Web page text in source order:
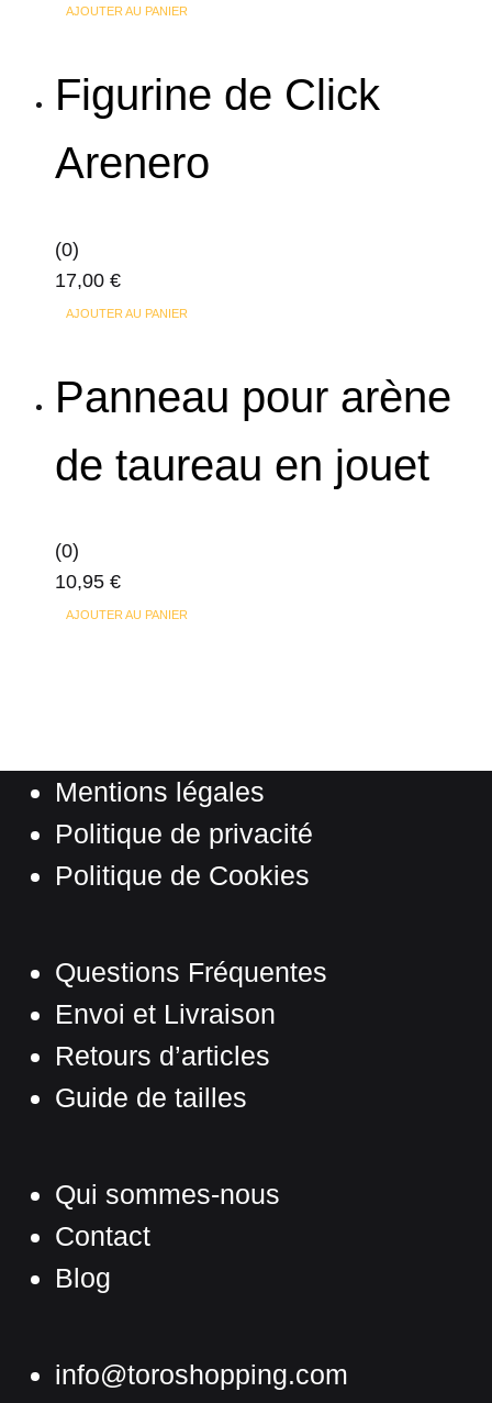
AJOUTER AU PANIER
Figurine de Click
Arenero
(0)
17,00 €
AJOUTER AU PANIER
Panneau pour arène
de taureau en jouet
(0)
10,95 €
AJOUTER AU PANIER
Mentions légales
Politique de privacité
Politique de Cookies
Questions Fréquentes
Envoi et Livraison
Retours d’articles
Guide de tailles
Qui sommes-nous
Contact
Blog
info@toroshopping.com